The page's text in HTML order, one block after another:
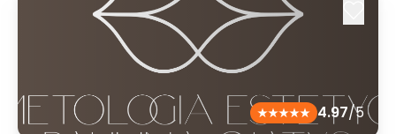
4.97/5